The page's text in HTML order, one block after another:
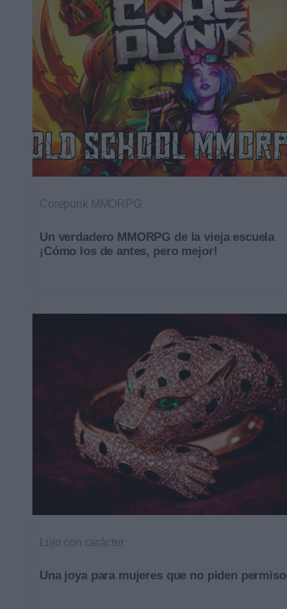
Corepunk MMORPG
Un verdadero MMORPG de la vieja escuela
¡Cómo los de antes, pero mejor!
Lujo con carácter
Una joya para mujeres que no piden permiso